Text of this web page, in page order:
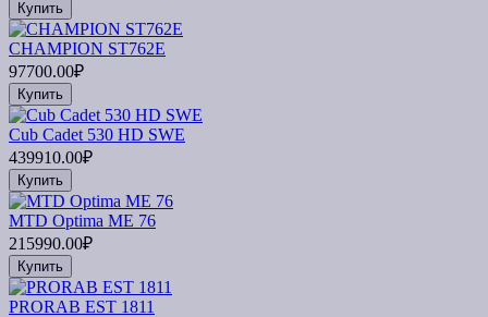
Купить
CHAMPION ST762E
97700.00₽
Купить
Cub Cadet 530 HD SWE
439910.00₽
Купить
MTD Optima ME 76
215990.00₽
Купить
PRORAB EST 1811